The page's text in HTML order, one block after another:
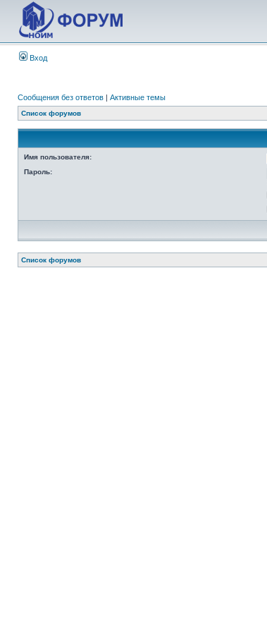
Вход
Сообщения без ответов | Активные темы
Список форумов
Имя пользователя:
Пароль:
Список форумов